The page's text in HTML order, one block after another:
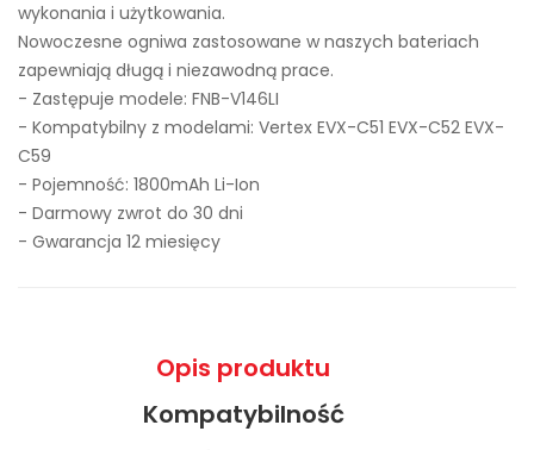
wykonania i użytkowania.
Nowoczesne ogniwa zastosowane w naszych bateriach
zapewniają długą i niezawodną prace.
- Zastępuje modele: FNB-V146LI
- Kompatybilny z modelami: Vertex EVX-C51 EVX-C52 EVX-
C59
- Pojemność: 1800mAh Li-Ion
- Darmowy zwrot do 30 dni
- Gwarancja 12 miesięcy
Opis produktu
Kompatybilność